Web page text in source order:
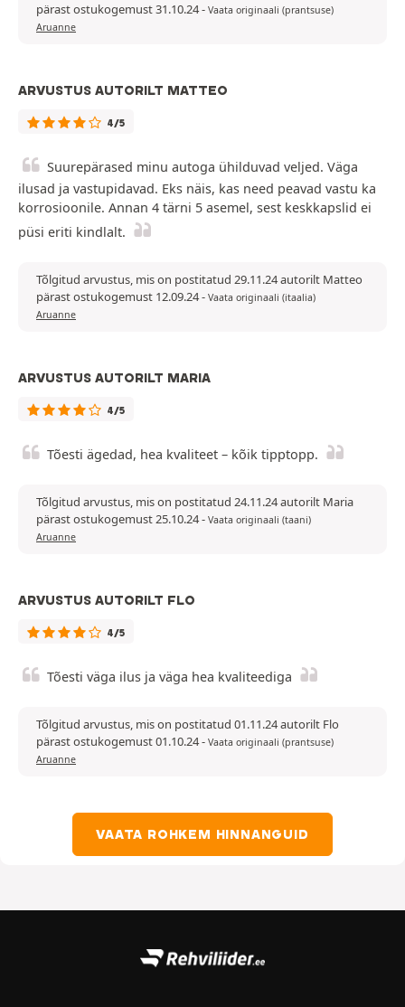
pärast ostukogemust 31.10.24- Vaata originaali (prantsuse)
Aruanne
ARVUSTUS AUTORILT MATTEO
4/5
Suurepärased minu autoga ühilduvad veljed. Väga
ilusad ja vastupidavad. Eks näis, kas need peavad vastu ka
korrosioonile. Annan 4 tärni 5 asemel, sest keskkapslid ei
püsi eriti kindlalt.
Tõlgitud arvustus, mis on postitatud 29.11.24 autorilt Matteo
pärast ostukogemust 12.09.24- Vaata originaali (itaalia)
Aruanne
ARVUSTUS AUTORILT MARIA
4/5
Tõesti ägedad, hea kvaliteet – kõik tipptopp.
Tõlgitud arvustus, mis on postitatud 24.11.24 autorilt Maria
pärast ostukogemust 25.10.24- Vaata originaali (taani)
Aruanne
ARVUSTUS AUTORILT FLO
4/5
Tõesti väga ilus ja väga hea kvaliteediga
Tõlgitud arvustus, mis on postitatud 01.11.24 autorilt Flo
pärast ostukogemust 01.10.24- Vaata originaali (prantsuse)
Aruanne
VAATA ROHKEM HINNANGUID